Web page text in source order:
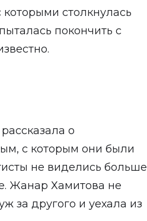
столкнулась
покончить с
о
с которым они были
не виделись больше
Жанар Хамитова не
за другого и уехала из